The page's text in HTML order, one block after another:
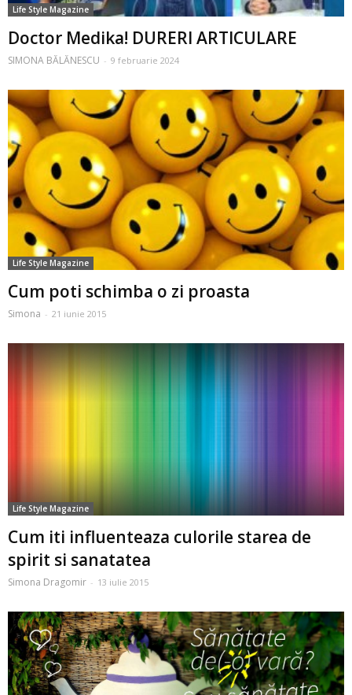
Life Style Magazine
Doctor Medika! DURERI ARTICULARE
SIMONA BĂLĂNESCU - 9 februarie 2024
Life Style Magazine
Cum poti schimba o zi proasta
Simona - 21 iunie 2015
Life Style Magazine
Cum iti influenteaza culorile starea de
spirit si sanatatea
Simona Dragomir - 13 iulie 2015